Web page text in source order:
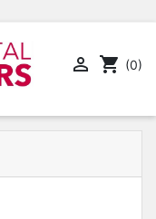
 shopping_cart (0)